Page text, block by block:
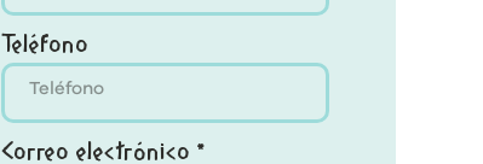
Teléfono
Correo electrónico *